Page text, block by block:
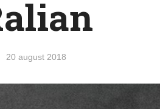
20 august 2018